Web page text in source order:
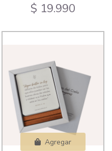
$ 19.990
Agregar